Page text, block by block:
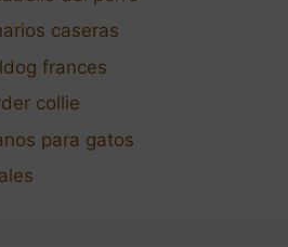
caseras
frances
collie
para gatos